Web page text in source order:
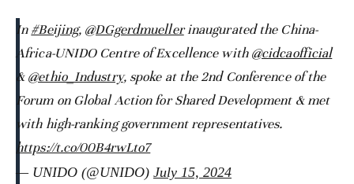
In#Beijing, @DGgerdmuellerinaugurated the China-
Africa-UNIDO Centre of Excellence with@cidcaofficial
&@ethio_Industry, spoke at the 2nd Conference of the
Forum on Global Action for Shared Development & met
with high-ranking government representatives.
https://t.co/00B4rwLto7
— UNIDO (@UNIDO) July 15, 2024